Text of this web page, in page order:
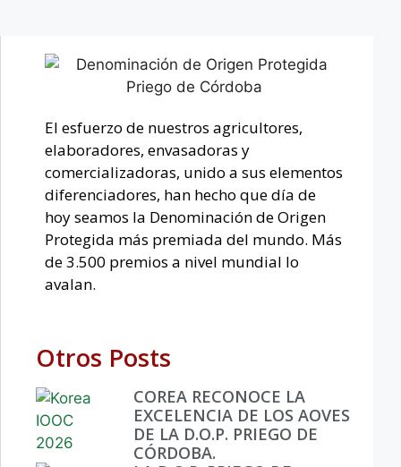
El esfuerzo de nuestros agricultores,
elaboradores, envasadoras y
comercializadoras, unido a sus elementos
diferenciadores, han hecho que día de
hoy seamos la Denominación de Origen
Protegida más premiada del mundo. Más
de 3.500 premios a nivel mundial lo
avalan.
Otros Posts
COREA RECONOCE LA
EXCELENCIA DE LOS AOVES
DE LA D.O.P. PRIEGO DE
CÓRDOBA.